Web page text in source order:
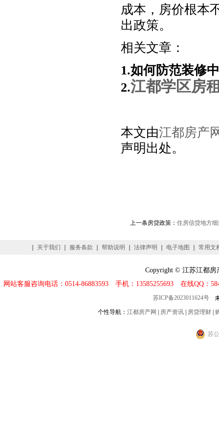
成本，房价根本
出政策。
相关文章：
1.如何防范装修
2.江都学区房
本文由江都房产
声明出处。
上一条房贷政策： 住房信贷地方
关于我们 服务条款 帮助说明 法律声明 电子地图 常用文
Copyright © 江苏江都
网站客服咨询电话：0514-86883593 手机：13585255693 在线QQ：
苏ICP备2023011624号
个性导航： 江都房产网 房产资讯 房贷理财
苏